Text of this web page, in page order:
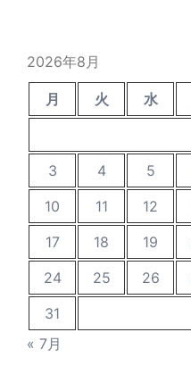
2026年8月
月 火 水
3
4 5
10
11 12
17
18 19
24
25 26
31
« 7月